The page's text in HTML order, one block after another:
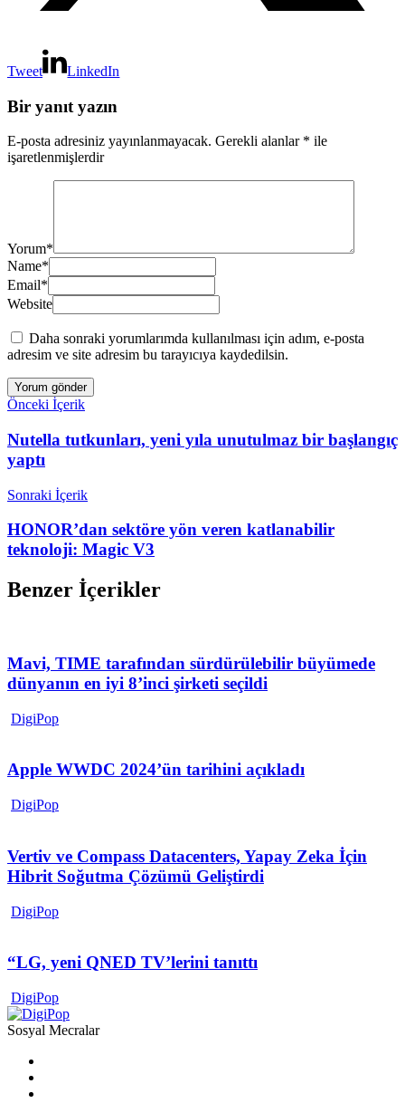
Tweet LinkedIn
Bir yanıt yazın
E-posta adresiniz yayınlanmayacak. Gerekli alanlar * ile
işaretlenmişlerdir
Yorum*
Name*
Email*
Website
Daha sonraki yorumlarımda kullanılması için adım, e-posta
adresim ve site adresim bu tarayıcıya kaydedilsin.
Önceki İçerik
Nutella tutkunları, yeni yıla unutulmaz bir başlangıç
yaptı
Sonraki İçerik
HONOR’dan sektöre yön veren katlanabilir
teknoloji: Magic V3
Benzer İçerikler
Mavi, TIME tarafından sürdürülebilir büyümede
dünyanın en iyi 8’inci şirketi seçildi
DigiPop
Apple WWDC 2024’ün tarihini açıkladı
DigiPop
Vertiv ve Compass Datacenters, Yapay Zeka İçin
Hibrit Soğutma Çözümü Geliştirdi
DigiPop
“LG, yeni QNED TV’lerini tanıttı
DigiPop
Sosyal Mecralar